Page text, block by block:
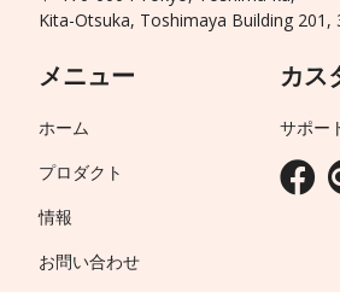
Kita-Otsuka, Toshimaya Building 201,
メニュー
ホーム
プロダクト
情報
お問い合わせ
カス
サポー